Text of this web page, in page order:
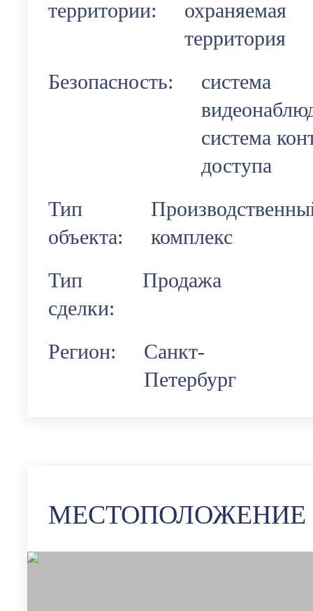
территории:
охраняемая
территория
Безопасность:
система
система
доступа
Тип
объекта:
комплекс
Тип
сделки:
Продажа
Регион:
Санкт-
Петербург
МЕСТОПОЛОЖЕНИЕ